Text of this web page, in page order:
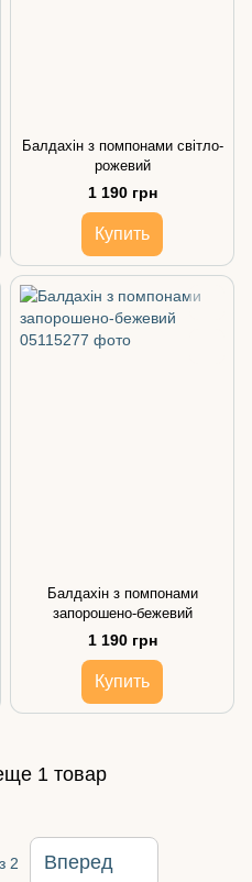
Балдахін з помпонами світло-
рожевий
1 190 грн
Купить
Балдахін з помпонами
запорошено-бежевий
1 190 грн
Купить
1 товар
2 Вперед